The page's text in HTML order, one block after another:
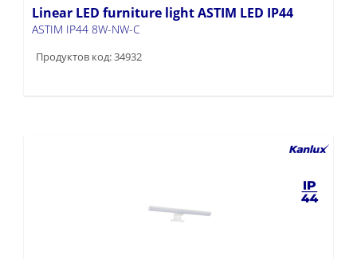
Linear LED furniture light ASTIM LED IP44
ASTIM IP44 8W-NW-C
Продуктов код: 34932